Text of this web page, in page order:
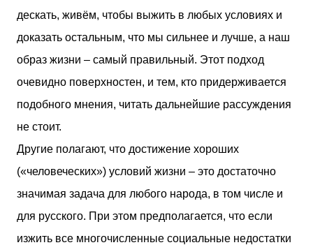
дескать, живём, чтобы выжить в любых условиях и
доказать остальным, что мы сильнее и лучше, а наш
образ жизни – самый правильный. Этот подход
очевидно поверхностен, и тем, кто придерживается
подобного мнения, читать дальнейшие рассуждения
не стоит.
Другие полагают, что достижение хороших
(«человеческих») условий жизни – это достаточно
значимая задача для любого народа, в том числе и
для русского. При этом предполагается, что если
изжить все многочисленные социальные недостатки